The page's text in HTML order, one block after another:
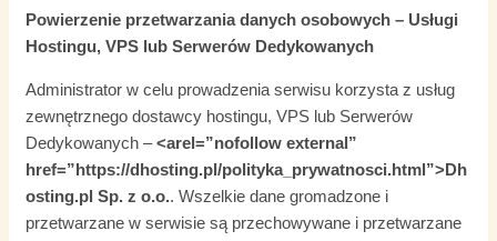
Powierzenie przetwarzania danych osobowych – Usługi
Hostingu, VPS lub Serwerów Dedykowanych
Administrator w celu prowadzenia serwisu korzysta z usług
zewnętrznego dostawcy hostingu, VPS lub Serwerów
Dedykowanych –<arel=”nofollow external”
href=”https://dhosting.pl/polityka_prywatnosci.html”>Dh
osting.pl Sp. z o.o.. Wszelkie dane gromadzone i
przetwarzane w serwisie są przechowywane i przetwarzane